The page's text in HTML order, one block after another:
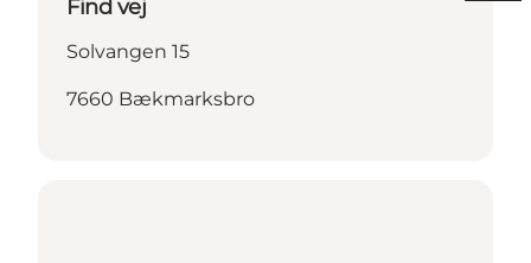
Find vej
Solvangen 15
7660 Bækmarksbro